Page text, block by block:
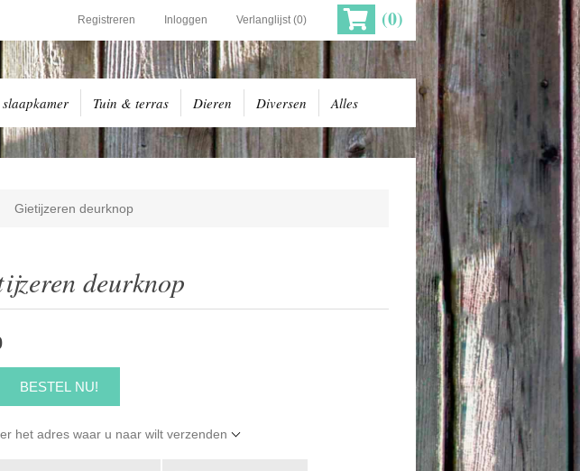
Registreren Inloggen Verlanglijst (0) (0)
Tuin & terras Dieren Diversen Alles
Gietijzeren deurknop
deurknop
BESTEL NU!
het adres waar u naar wilt verzenden